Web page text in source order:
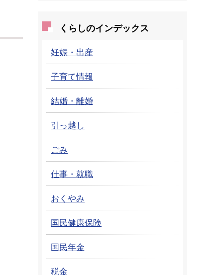
くらしのインデックス
妊娠・出産
子育て情報
結婚・離婚
引っ越し
ごみ
仕事・就職
おくやみ
国民健康保険
国民年金
税金